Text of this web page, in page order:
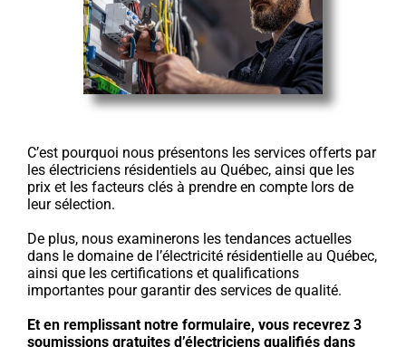
C’est pourquoi nous présentons les services offerts par
les électriciens résidentiels au Québec, ainsi que les
prix et les facteurs clés à prendre en compte lors de
leur sélection.
De plus, nous examinerons les tendances actuelles
dans le domaine de l’électricité résidentielle au Québec,
ainsi que les certifications et qualifications
importantes pour garantir des services de qualité.
Et en remplissant notre formulaire, vous recevrez 3
soumissions gratuites d’électriciens qualifiés dans